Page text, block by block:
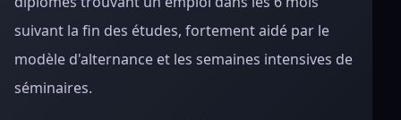
suivant la fin des études, fortement aidé par le
modèle d'alternance et les semaines intensives de
séminaires.